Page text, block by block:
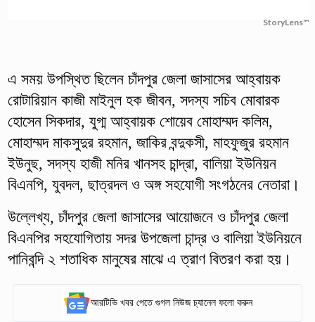
StoryLens™
এ সময় উপস্থিত ছিলেন চাঁদপুর জেলা জাসাসের আহ্বায়ক
রোটারিয়ান কাজী মাইনুল হক জীবন, সদস্য সচিব মোবারক
হোসেন সিকদার, যুগ্ম আহ্বায়ক শোয়েব মোহাম্মদ কলিম,
মোহাম্মদ মাকসুদুর রহমান, জাকির বন্দুকসী, মাহফুজুর রহমান
ইউনুছ, সদস্য হাজী মনির খানসহ চান্দ্রা, বালিয়া ইউনিয়ন
বিএনপি, যুবদল, ছাত্রদল ও অঙ্গ সহযোগী সংগঠনের নেতারা।
উল্লেখ্য, চাঁদপুর জেলা জাসাসের আয়োজনে ও চাঁদপুর জেলা
বিএনপির সহযোগিতায় সদর উপজেলা চান্দ্র ও বালিয়া ইউনিয়নে
পানিবন্দি ২ শতাধিক মানুষের মাঝে এ ত্রাণ বিতরণ করা হয়।
আরটিভি খবর পেতে গুগল নিউজ চ্যানেল ফলো করুন